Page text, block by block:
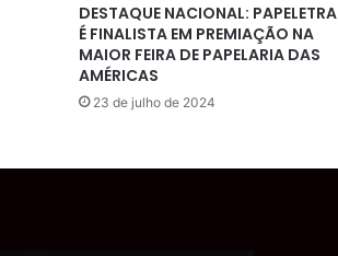
DESTAQUE NACIONAL: PAPELETRA
É FINALISTA EM PREMIAÇÃO NA
MAIOR FEIRA DE PAPELARIA DAS
AMÉRICAS
23 de julho de 2024